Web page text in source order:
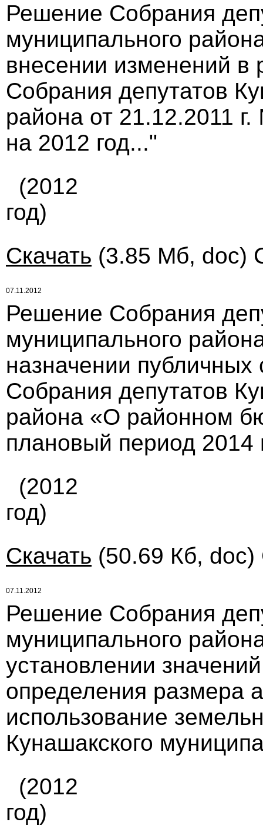
Решение Собрания
муниципального
внесении изменений в
Собрания депутатов
района от 21.12.2011
на 2012 год..."
(2012
год)
Скачать (3.85 Мб, doc)
07.11.2012
Решение Собрания
муниципального
назначении
Собрания депутатов
района «О районном
плановый период 2014
(2012
год)
Скачать (50.69 Кб, doc)
07.11.2012
Решение Собрания
муниципального
установлении
определения размера
использование
Кунашакского
(2012
год)